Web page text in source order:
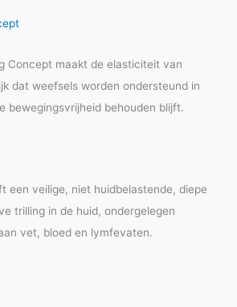
Concept maakt de elasticiteit van
dat weefsels worden ondersteund in
bewegingsvrijheid behouden blijft.
een veilige, niet huidbelastende, diepe
trilling in de huid, ondergelegen
vet, bloed en lymfevaten.